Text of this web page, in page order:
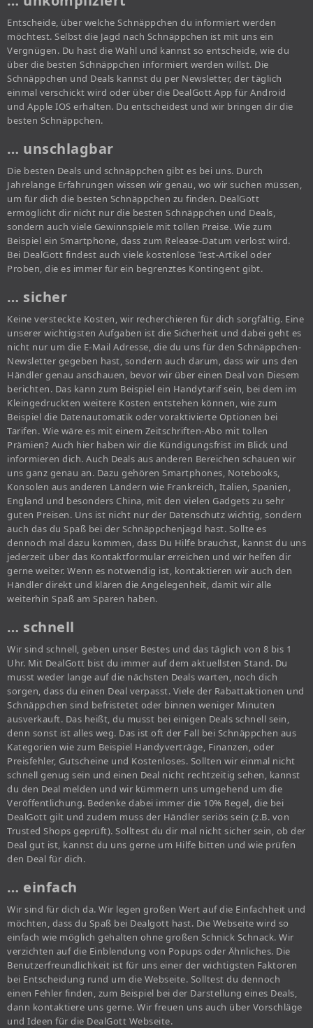
Entscheide, über welche Schnäppchen du informiert werden
möchtest. Selbst die Jagd nach Schnäppchen ist mit uns ein
Vergnügen. Du hast die Wahl und kannst so entscheide, wie du
über die besten Schnäppchen informiert werden willst. Die
Schnäppchen und Deals kannst du per Newsletter, der täglich
einmal verschickt wird oder über die DealGott App für Android
und Apple IOS erhalten. Du entscheidest und wir bringen dir die
besten Schnäppchen.
… unschlagbar
Die besten Deals und schnäppchen gibt es bei uns. Durch
Jahrelange Erfahrungen wissen wir genau, wo wir suchen müssen,
um für dich die besten Schnäppchen zu finden. DealGott
ermöglicht dir nicht nur die besten Schnäppchen und Deals,
sondern auch viele Gewinnspiele mit tollen Preise. Wie zum
Beispiel ein Smartphone, dass zum Release-Datum verlost wird.
Bei DealGott findest auch viele kostenlose Test-Artikel oder
Proben, die es immer für ein begrenztes Kontingent gibt.
… sicher
Keine versteckte Kosten, wir recherchieren für dich sorgfältig. Eine
unserer wichtigsten Aufgaben ist die Sicherheit und dabei geht es
nicht nur um die E-Mail Adresse, die du uns für den Schnäppchen-
Newsletter gegeben hast, sondern auch darum, dass wir uns den
Händler genau anschauen, bevor wir über einen Deal von Diesem
berichten. Das kann zum Beispiel ein Handytarif sein, bei dem im
Kleingedruckten weitere Kosten entstehen können, wie zum
Beispiel die Datenautomatik oder voraktivierte Optionen bei
Tarifen. Wie wäre es mit einem Zeitschriften-Abo mit tollen
Prämien? Auch hier haben wir die Kündigungsfrist im Blick und
informieren dich. Auch Deals aus anderen Bereichen schauen wir
uns ganz genau an. Dazu gehören Smartphones, Notebooks,
Konsolen aus anderen Ländern wie Frankreich, Italien, Spanien,
England und besonders China, mit den vielen Gadgets zu sehr
guten Preisen. Uns ist nicht nur der Datenschutz wichtig, sondern
auch das du Spaß bei der Schnäppchenjagd hast. Sollte es
dennoch mal dazu kommen, dass Du Hilfe brauchst, kannst du uns
jederzeit über das Kontaktformular erreichen und wir helfen dir
gerne weiter. Wenn es notwendig ist, kontaktieren wir auch den
Händler direkt und klären die Angelegenheit, damit wir alle
weiterhin Spaß am Sparen haben.
… schnell
Wir sind schnell, geben unser Bestes und das täglich von 8 bis 1
Uhr. Mit DealGott bist du immer auf dem aktuellsten Stand. Du
musst weder lange auf die nächsten Deals warten, noch dich
sorgen, dass du einen Deal verpasst. Viele der Rabattaktionen und
Schnäppchen sind befristetet oder binnen weniger Minuten
ausverkauft. Das heißt, du musst bei einigen Deals schnell sein,
denn sonst ist alles weg. Das ist oft der Fall bei Schnäppchen aus
Kategorien wie zum Beispiel Handyverträge, Finanzen, oder
Preisfehler, Gutscheine und Kostenloses. Sollten wir einmal nicht
schnell genug sein und einen Deal nicht rechtzeitig sehen, kannst
du den Deal melden und wir kümmern uns umgehend um die
Veröffentlichung. Bedenke dabei immer die 10% Regel, die bei
DealGott gilt und zudem muss der Händler seriös sein (z.B. von
Trusted Shops geprüft). Solltest du dir mal nicht sicher sein, ob der
Deal gut ist, kannst du uns gerne um Hilfe bitten und wie prüfen
den Deal für dich.
… einfach
Wir sind für dich da. Wir legen großen Wert auf die Einfachheit und
möchten, dass du Spaß bei Dealgott hast. Die Webseite wird so
einfach wie möglich gehalten ohne großen Schnick Schnack. Wir
verzichten auf die Einblendung von Popups oder Ähnliches. Die
Benutzerfreundlichkeit ist für uns einer der wichtigsten Faktoren
bei Entscheidung rund um die Webseite. Solltest du dennoch
einen Fehler finden, zum Beispiel bei der Darstellung eines Deals,
dann kontaktiere uns gerne. Wir freuen uns auch über Vorschläge
und Ideen für die DealGott Webseite.